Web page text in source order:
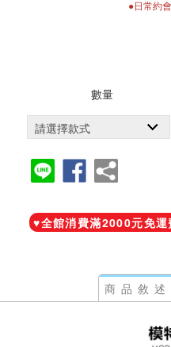
●日常約
數量
♥️全館消費滿2000元免運
商品敘述